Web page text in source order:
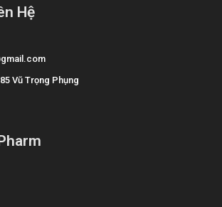
Hệ
Vũ Trọng Phụng